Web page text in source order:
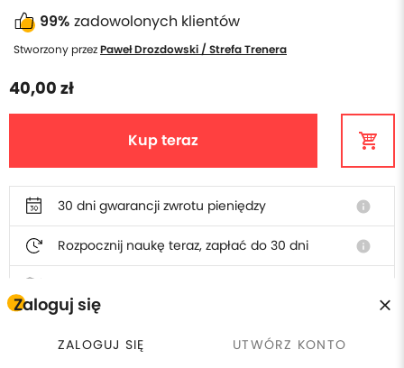
Zaloguj się
ZALOGUJ SIĘ UTWÓRZ KONTO
99% zadowolonych klientów
Stworzony przezPaweł Drozdowski / Strefa Trenera
40,00 zł
Kup teraz
30 dni gwarancji zwrotu pieniędzy info
Rozpocznij naukę teraz, zapłać do 30 dni info